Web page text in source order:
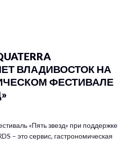
ВЛАДИВОСТОК НА
ФЕСТИВАЛЕ
«Пять звезд» при поддержке
– это сервис, гастрономическая